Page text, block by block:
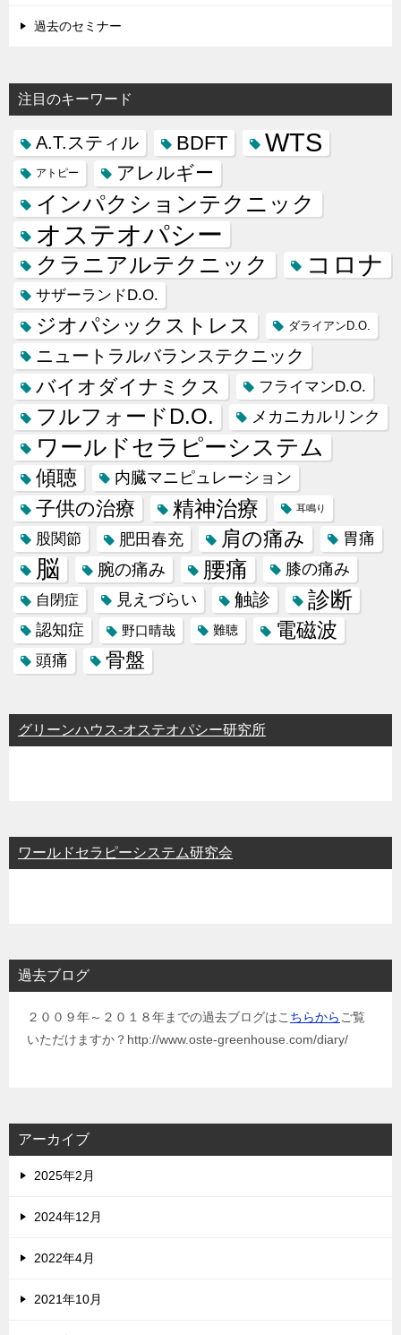
過去のセミナー
注目のキーワード
A.T.スティル BDFT WTS
アトピー アレルギー
インパクションテクニック
オステオパシー
クラニアルテクニック コロナ
サザーランドD.O.
ジオパシックストレス ダライアンD.O.
ニュートラルバランステクニック
バイオダイナミクス フライマンD.O.
フルフォードD.O. メカニカルリンク
ワールドセラピーシステム
傾聴 内臓マニピュレーション
子供の治療 精神治療 耳鳴り
股関節 肥田春充 肩の痛み 胃痛
脳 腕の痛み 腰痛 膝の痛み
自閉症 見えづらい 触診 診断
認知症 野口晴哉 難聴 電磁波
頭痛 骨盤
グリーンハウス-オステオパシー研究所
ワールドセラピーシステム研究会
過去ブログ
２００９年～２０１８年までの過去ブログはこ ちらから ご覧
いただけますか？http://www.oste-greenhouse.com/diary/
アーカイブ
2025年2月
2024年12月
2022年4月
2021年10月